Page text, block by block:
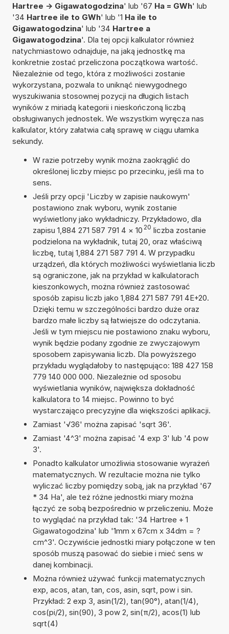
Hartree -> Gigawatogodzina' lub '67 Ha = GWh' lub
'34 Hartree ile to GWh' lub '1 Ha ile to
Gigawatogodzina' lub '34 Hartree a
Gigawatogodzina'. Dla tej opcji kalkulator również
natychmiastowo odnajduje, na jaką jednostkę ma
konkretnie zostać przeliczona początkowa wartość.
Niezależnie od tego, która z możliwości zostanie
wykorzystana, pozwala to uniknąć niewygodnego
wyszukiwania stosownej pozycji na długich listach
wyników z miriadą kategorii i nieskończoną liczbą
obsługiwanych jednostek. We wszystkim wyręcza nas
kalkulator, który załatwia całą sprawę w ciągu ułamka
sekundy.
W razie potrzeby wynik można zaokrąglić do
określonej liczby miejsc po przecinku, jeśli ma to
sens.
Jeśli przy opcji 'Liczby w zapisie naukowym'
postawiono znak wyboru, wynik zostanie
wyświetlony jako wykładniczy. Przykładowo, dla
zapisu 1,884 271 587 791 4 × 10 20 liczba zostanie
podzielona na wykładnik, tutaj 20, oraz właściwą
liczbę, tutaj 1,884 271 587 791 4. W przypadku
urządzeń, dla których możliwości wyświetlania liczb
są ograniczone, jak na przykład w kalkulatorach
kieszonkowych, można również zastosować
sposób zapisu liczb jako 1,884 271 587 791 4E+20.
Dzięki temu w szczególności bardzo duże oraz
bardzo małe liczby są łatwiejsze do odczytania.
Jeśli w tym miejscu nie postawiono znaku wyboru,
wynik będzie podany zgodnie ze zwyczajowym
sposobem zapisywania liczb. Dla powyższego
przykładu wyglądałoby to następująco: 188 427 158
779 140 000 000. Niezależnie od sposobu
wyświetlania wyników, największa dokładność
kalkulatora to 14 miejsc. Powinno to być
wystarczająco precyzyjne dla większości aplikacji.
Zamiast '√36' można zapisać 'sqrt 36'.
Zamiast '4^3' można zapisać '4 exp 3' lub '4 pow
3'.
Ponadto kalkulator umożliwia stosowanie wyrażeń
matematycznych. W rezultacie można nie tylko
wyliczać liczby pomiędzy sobą, jak na przykład '67
* 34 Ha', ale też różne jednostki miary można
łączyć ze sobą bezpośrednio w przeliczeniu. Może
to wyglądać na przykład tak: '34 Hartree + 1
Gigawatogodzina' lub '1mm x 67cm x 34dm = ?
cm^3'. Oczywiście jednostki miary połączone w ten
sposób muszą pasować do siebie i mieć sens w
danej kombinacji.
Można również używać funkcji matematycznych
exp, acos, atan, tan, cos, asin, sqrt, pow i sin.
Przykład: 2 exp 3, asin(1/2), tan(90°), atan(1/4),
cos(pi/2), sin(90), 3 pow 2, sin(π/2), acos(1) lub
sqrt(4)